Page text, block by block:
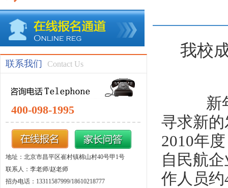
联系我们 Contact Us
400-098-1995
地址：北京市昌平区崔村镇棉山村40号甲1号
联系人：李老师/赵老师
招办电话：13311587999/18610218777
我校
新年
寻求新
2010年
自民航
作人员